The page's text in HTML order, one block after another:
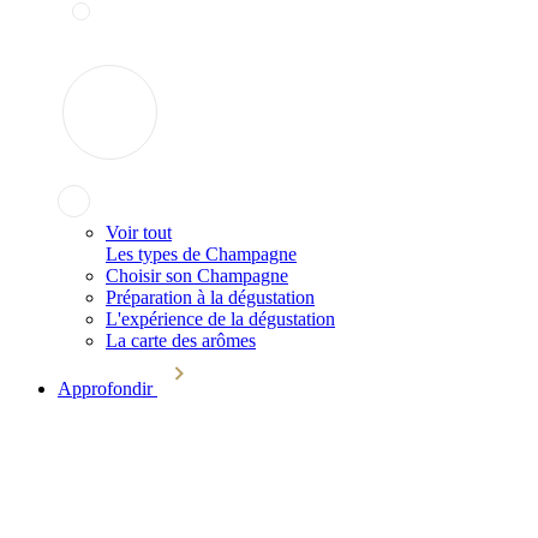
Voir tout
Les types de Champagne
Choisir son Champagne
Préparation à la dégustation
L'expérience de la dégustation
La carte des arômes
Approfondir